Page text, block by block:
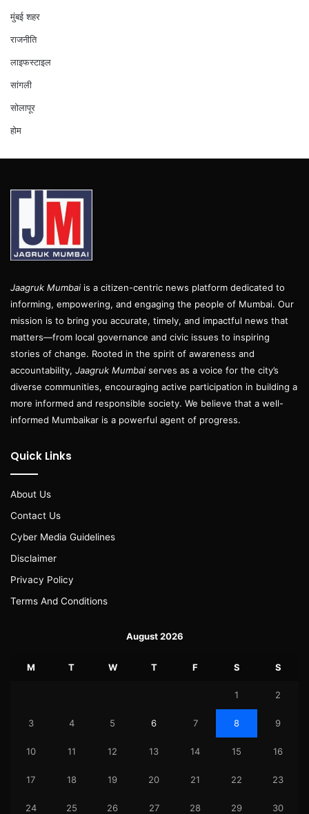
मुंबई शहर
राजनीति
लाइफस्टाइल
सांगली
सोलापूर
होम
Jaagruk Mumbai is a citizen-centric news platform dedicated to
informing, empowering, and engaging the people of Mumbai. Our
mission is to bring you accurate, timely, and impactful news that
matters—from local governance and civic issues to inspiring
stories of change. Rooted in the spirit of awareness and
accountability, Jaagruk Mumbai serves as a voice for the city’s
diverse communities, encouraging active participation in building a
more informed and responsible society. We believe that a well-
informed Mumbaikar is a powerful agent of progress.
Quick Links
About Us
Contact Us
Cyber Media Guidelines
Disclaimer
Privacy Policy
Terms And Conditions
August 2026
M T W T F S S
1 2
3 4 5 6 7 8 9
10 11 12 13 14 15 16
17 18 19 20 21 22 23
24 25 26 27 28 29 30